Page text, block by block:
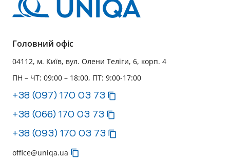
Головний офіс
04112, м. Київ, вул. Олени Теліги, 6, корп. 4
ПН – ЧТ: 09:00 – 18:00, ПТ: 9:00-17:00
+38 (097) 170 03 73
+38 (066) 170 03 73
+38 (093) 170 03 73
office@uniqa.ua